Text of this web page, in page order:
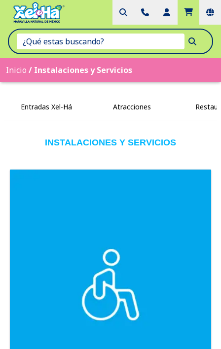
Inicio / Instalaciones y Servicios
Entradas Xel-Há Atracciones
INSTALACIONES Y SERVICIOS